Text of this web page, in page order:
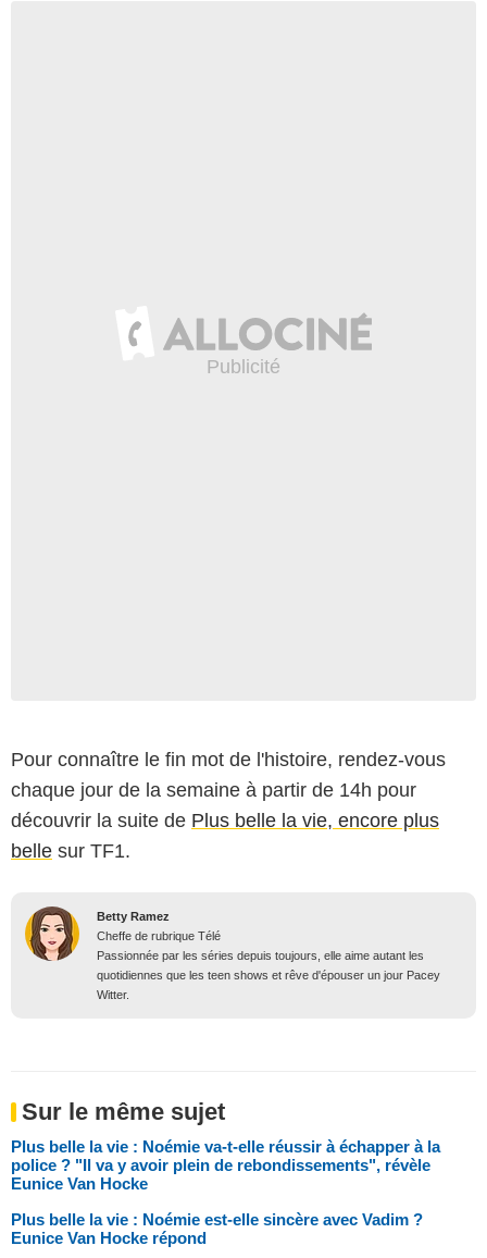
Pour connaître le fin mot de l'histoire, rendez-vous
chaque jour de la semaine à partir de 14h pour
découvrir la suite de Plus belle la vie, encore plus
belle sur TF1.
Betty Ramez
Cheffe de rubrique Télé
Passionnée par les séries depuis toujours, elle aime autant les
quotidiennes que les teen shows et rêve d'épouser un jour Pacey
Witter.
Sur le même sujet
Plus belle la vie : Noémie va-t-elle réussir à échapper à la
police ? "Il va y avoir plein de rebondissements", révèle
Eunice Van Hocke
Plus belle la vie : Noémie est-elle sincère avec Vadim ?
Eunice Van Hocke répond